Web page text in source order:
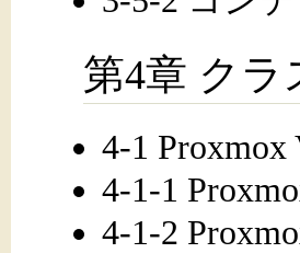
第4章 クラ
4-1
4-1-1
4-1-2